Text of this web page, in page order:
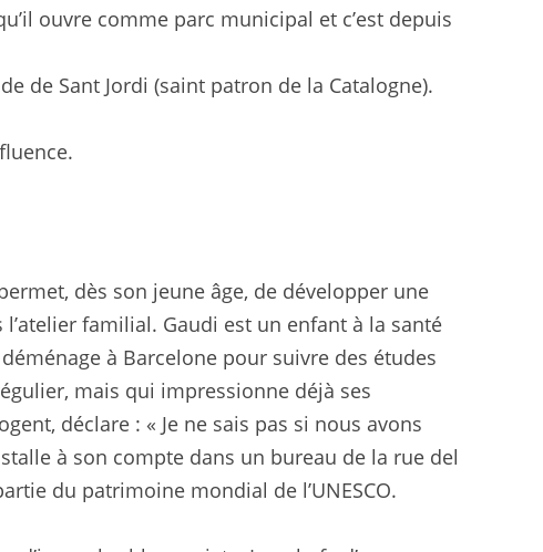
ouvre comme parc municipal et c’est depuis
de Sant Jordi (saint patron de la Catalogne).
dès son jeune âge, de développer une
familial. Gaudi est un enfant à la santé
à Barcelone pour suivre des études
mais qui impressionne déjà ses
déclare : « Je ne sais pas si nous avons
à son compte dans un bureau de la rue del
du patrimoine mondial de l’UNESCO.